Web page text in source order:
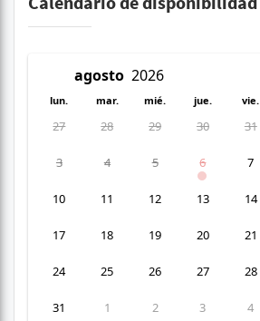
lun. mar. mié. jue. vie.
27 28 29 30 31
3 4 5 6 7
10 11 12 13 14
17 18 19 20 21
24 25 26 27 28
31 1 2 3 4